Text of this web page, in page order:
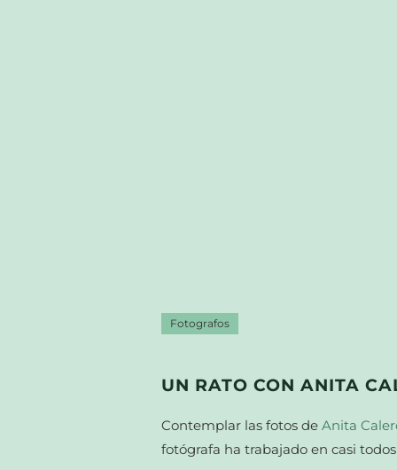
Fotografos
UN RATO CON ANITA
Contemplar las fotos de Anita
fotógrafa ha trabajado en casi